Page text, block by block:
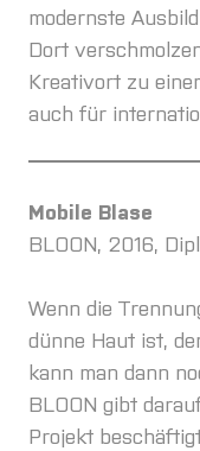
modernste
Dort
Kreativort zu
auch für
Mobile Blase
BLOON, 2016,
Wenn die
dünne Haut ist,
kann man dann
BLOON gibt
Projekt